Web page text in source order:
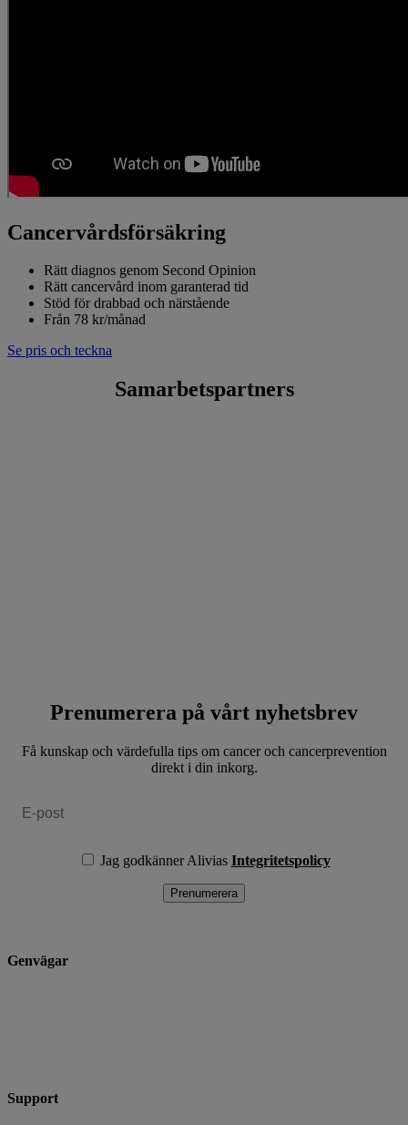
Cancervårds­försäkring
Rätt diagnos genom Second Opinion
Rätt cancervård inom garanterad tid
Stöd för drabbad och närstående
Från 78 kr/månad
Se pris och teckna
Samarbetspartners
Prenumerera på vårt nyhetsbrev
Få kunskap och värdefulla tips om cancer och cancerprevention
direkt i din inkorg.
Jag godkänner Alivias Integritetspolicy
Genvägar
Support